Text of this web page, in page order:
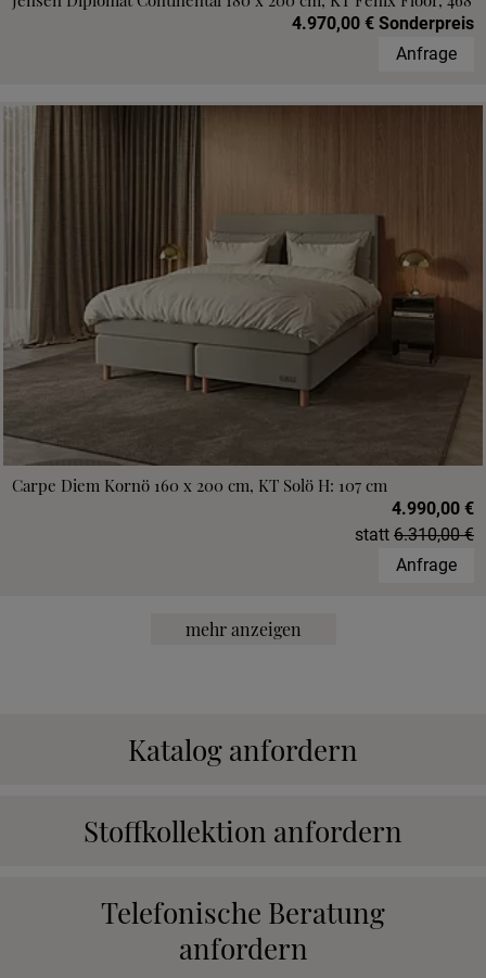
4.970,00 € Sonderpreis
Anfrage
Carpe Diem Kornö 160 x 200 cm, KT Solö H: 107 cm
4.990,00 €
statt 6.310,00 €
Anfrage
mehr anzeigen
Katalog anfordern
Stoffkollektion anfordern
Telefonische Beratung
anfordern